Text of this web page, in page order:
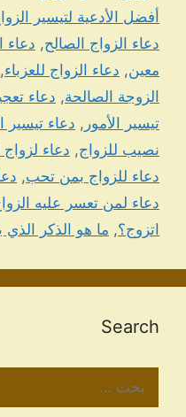
أفضل الأدعية لتيسير
دعاء الزواج الصالح,
معين, دعاء الزواج للعزباء,
الزوجة الصالحة, دعاء
تيسير الأمور , دعاء تيسير
نصيب للزواج, دعاء لزواج
دعاء للزواج بمن تحب,
دعاء لمن تعسر عليه
اتزوج؟, ما هو الذكر
Search
عن: